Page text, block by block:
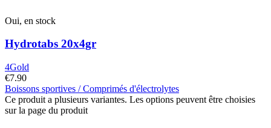
Oui, en stock
Hydrotabs 20x4gr
4Gold
€7.90
Boissons sportives / Comprimés d'électrolytes
Ce produit a plusieurs variantes. Les options peuvent être choisies
sur la page du produit